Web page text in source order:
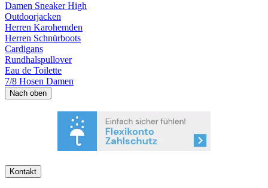
Damen Sneaker High
Outdoorjacken
Herren Karohemden
Herren Schnürboots
Cardigans
Rundhalspullover
Eau de Toilette
7/8 Hosen Damen
Nach oben
Kontakt